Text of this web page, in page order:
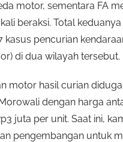
motor, sementara FA
beraksi. Total
kasus pencurian
di dua wilayah tersebut.
motor hasil curian
dengan harga
juta per unit. Saat ini,
pengembangan untuk